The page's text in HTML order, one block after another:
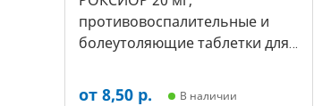
противовоспалительные и
болеутоляющие таблетки для
таб) (арт-5497
от 8,50 р. В наличии